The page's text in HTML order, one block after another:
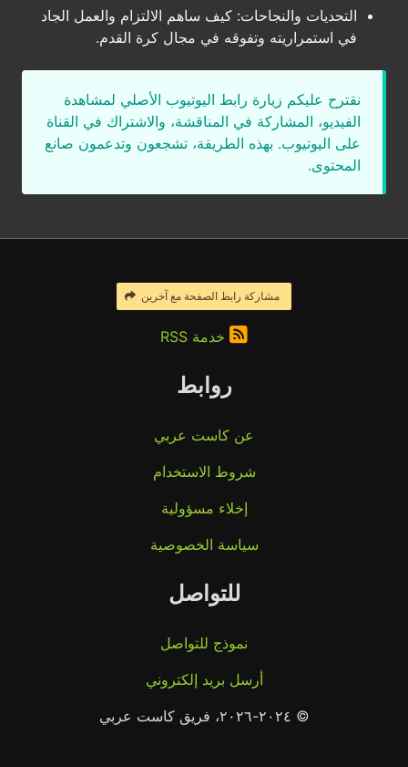
التحديات والنجاحات: كيف ساهم الالتزام والعمل الجاد
في استمراريته وتفوقه في مجال كرة القدم.
نقترح عليكم زيارة رابط اليوتيوب الأصلي لمشاهدة
الفيديو، المشاركة في المناقشة، والاشتراك في القناة
على اليوتيوب. بهذه الطريقة، تشجعون وتدعمون صانع
المحتوى.
مشاركة رابط الصفحة مع آخرين
خدمة RSS
روابط
عن كاست عربي
شروط الاستخدام
إخلاء مسؤولية
سياسة الخصوصية
للتواصل
نموذج للتواصل
أرسل بريد إلكتروني
© ٢٠٢٤-٢٠٢٦، فريق كاست عربي